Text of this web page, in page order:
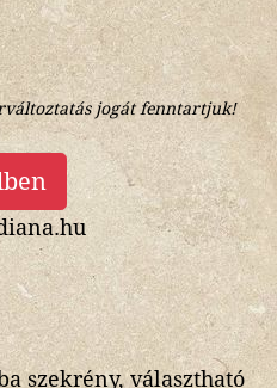
jogát fenntartjuk!
szekrény, választható